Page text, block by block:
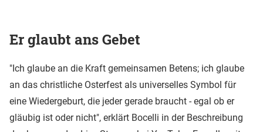
Er glaubt ans Gebet
"Ich glaube an die Kraft gemeinsamen Betens; ich glaube
an das christliche Osterfest als universelles Symbol für
eine Wiedergeburt, die jeder gerade braucht - egal ob er
gläubig ist oder nicht", erklärt Bocelli in der Beschreibung